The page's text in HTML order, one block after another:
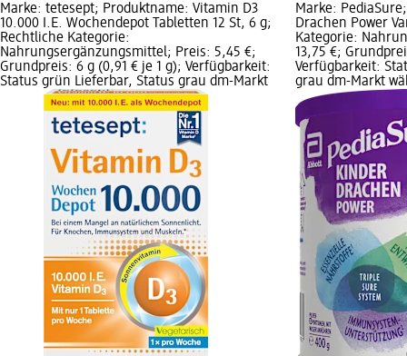
Marke: tetesept; Produktname: Vitamin D3
10.000 I.E. Wochendepot Tabletten 12 St, 6 g;
Rechtliche Kategorie:
Nahrungsergänzungsmittel; Preis: 5,45 €;
Grundpreis: 6 g (0,91 € je 1 g); Verfügbarkeit:
Status grün Lieferbar, Status grau dm-Markt
Marke:
Drachen Power
Kategorie:
13,75 €;
Verfügbarkeit:
grau dm-Markt